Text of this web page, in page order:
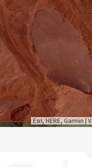
Esri, HERE, Garmin|